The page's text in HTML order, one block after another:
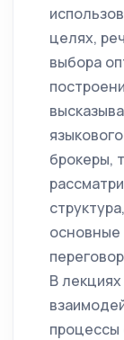
целях,
выбора
брокеры,
В
процессы